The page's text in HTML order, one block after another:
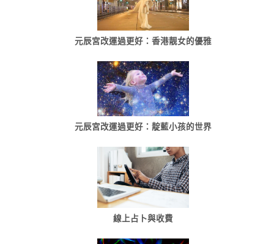
元辰宮改運過更好：香港靓女的優雅
元辰宮改運過更好：靛藍小孩的世界
線上占卜與收費